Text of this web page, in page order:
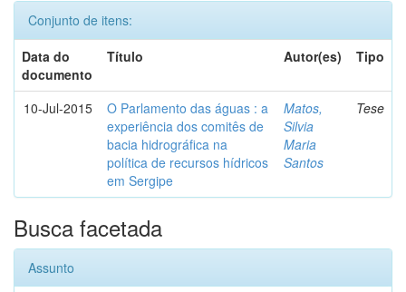
Conjunto de itens:
Data do
documento
Título Autor(es) Tipo
10-Jul-2015
O Parlamento das águas : a
experiência dos comitês de
bacia hidrográfica na
política de recursos hídricos
em Sergipe
Matos,
Silvia
Maria
Santos
Tese
Busca facetada
Assunto